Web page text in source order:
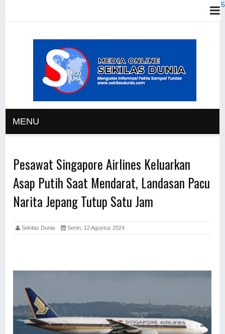
MENU
Pesawat Singapore Airlines Keluarkan
Asap Putih Saat Mendarat, Landasan Pacu
Narita Jepang Tutup Satu Jam
Sekilas Dunia Senin, 12 Agustus 2024